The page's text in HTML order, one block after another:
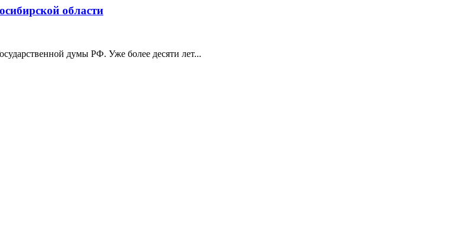
области
думы РФ. Уже более десяти лет...